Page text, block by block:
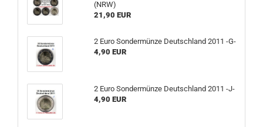
(NRW)
21,90 EUR
2 Euro Sondermünze Deutschland 2011 -G-
4,90 EUR
2 Euro Sondermünze Deutschland 2011 -J-
4,90 EUR